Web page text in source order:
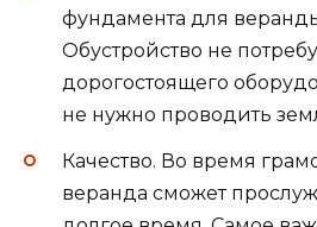
фундамента для
Обустройство не
дорогостоящего
не нужно проводить
Качество. Во время
веранда сможет